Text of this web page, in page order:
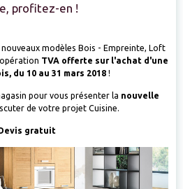
profitez-en !
modèles Bois - Empreinte, Loft
TVA offerte sur l'achat d'une
du 10 au 31 mars 2018 !
pour vous présenter la nouvelle
de votre projet Cuisine.
gratuit